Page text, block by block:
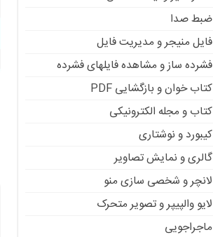
ضبط صدا
فایل منیجر و مدیریت فایل
فشرده ساز و مشاهده فایلهای فشرده
کتاب خوان و بازگشایی PDF
کتاب و مجله الکترونیکی
کیبورد و نوشتاری
گالری و نمایش تصاویر
لانچر و شخصی سازی منو
لایو والپیپر و تصویر متحرک
ماجراجویی